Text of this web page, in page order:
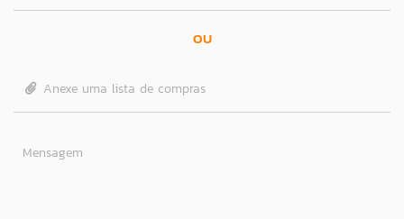
OU
Anexe uma lista de compras
Mensagem